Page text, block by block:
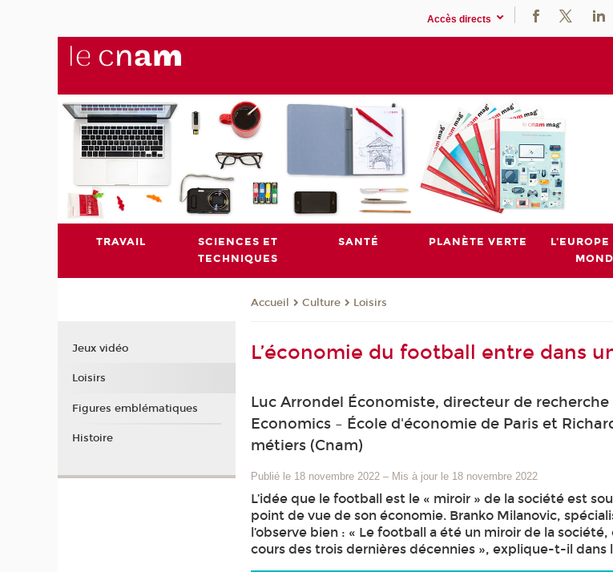
Accès directs
TRAVAIL
SCIENCES ET
TECHNIQUES
SANTÉ PLANÈTE VERTE
L'EUROPE
Accueil Culture Loisirs
L’économie du football entre dans
Luc Arrondel Économiste, directeur de
Economics – École d'économie de Paris et
métiers (Cnam)
Publié le 18 novembre 2022 – Mis à jour le 18 novembre 2022
L’idée que le football est le « miroir » de la société est
point de vue de son économie. Branko Milanovic,
l’observe bien : « Le football a été un miroir de la
cours des trois dernières décennies », explique-t-il dans
Jeux vidéo
Loisirs
Figures emblématiques
Histoire